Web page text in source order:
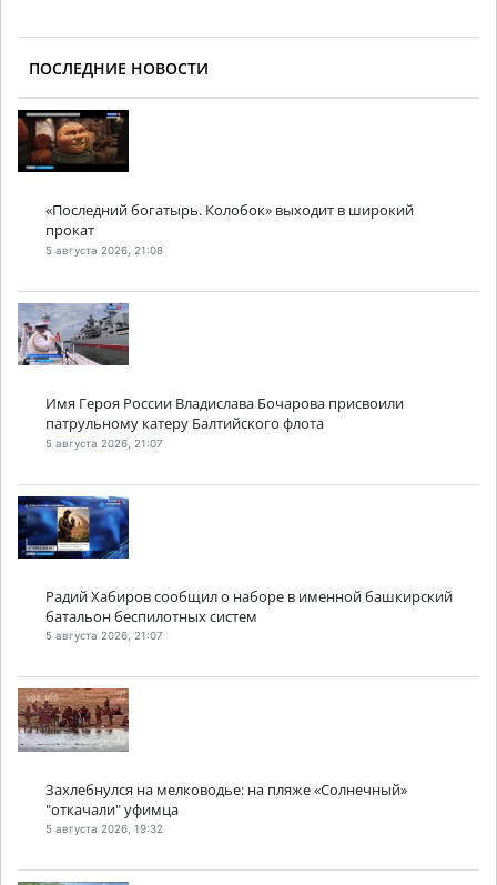
ПОСЛЕДНИЕ НОВОСТИ
«Последний богатырь. Колобок» выходит в широкий
прокат
5 августа 2026, 21:08
Имя Героя России Владислава Бочарова присвоили
патрульному катеру Балтийского флота
5 августа 2026, 21:07
Радий Хабиров сообщил о наборе в именной башкирский
батальон беспилотных систем
5 августа 2026, 21:07
Захлебнулся на мелководье: на пляже «Солнечный»
"откачали" уфимца
5 августа 2026, 19:32